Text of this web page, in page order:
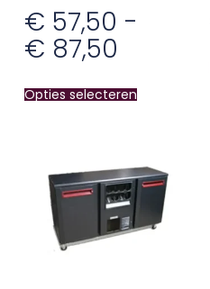
€ 57,50 -
€ 87,50
Opties selecteren